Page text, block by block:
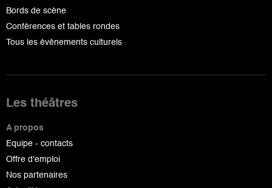
Bords de scène
Conférences et tables rondes
Tous les événements culturels
Les théâtres
A propos
Equipe - contacts
Offre d'emploi
Nos partenaires